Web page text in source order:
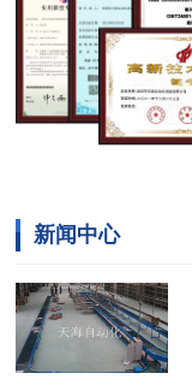
新闻中心